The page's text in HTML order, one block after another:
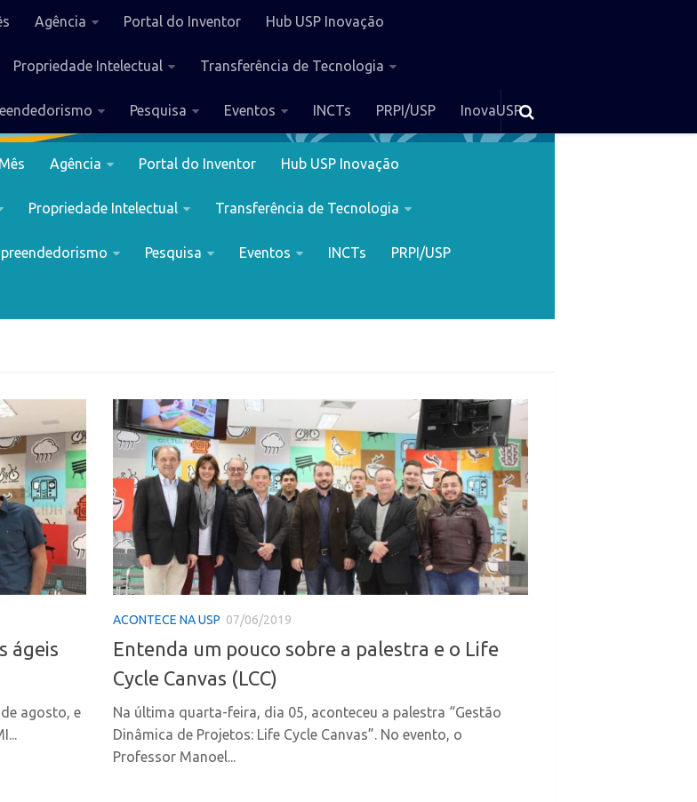
Agência Portal do Inventor Hub USP Inovação
Propriedade Intelectual Transferência de Tecnologia
Pesquisa Eventos INCTs PRPI/USP InovaUSP
Agência Portal do Inventor Hub USP Inovação
Propriedade Intelectual Transferência de Tecnologia
Pesquisa Eventos INCTs PRPI/USP
ágeis
agosto, e
ACONTECE NA USP 07/06/2019
Entenda um pouco sobre a palestra e o Life
Cycle Canvas (LCC)
Na última quarta-feira, dia 05, aconteceu a palestra “Gestão
Dinâmica de Projetos: Life Cycle Canvas”. No evento, o
Professor Manoel...